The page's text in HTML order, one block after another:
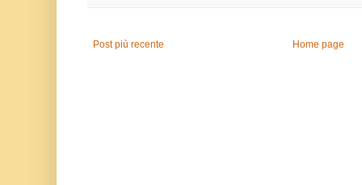
Post più recente Home page